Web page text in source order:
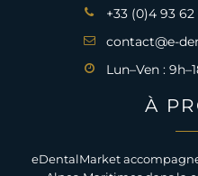
+33 (0)4 93
contact@e-
Lun–Ven :
À
eDentalMarket